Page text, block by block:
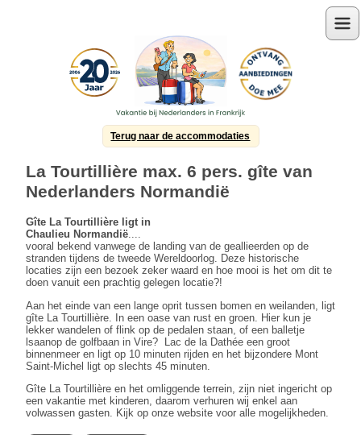
Menu
Terug naar de accommodaties
La Tourtillière max. 6 pers. gîte van
Nederlanders Normandië
Gîte La Tourtillière ligt in
Chaulieu Normandië....
vooral bekend vanwege de landing van de geallieerden op de
stranden tijdens de tweede Wereldoorlog. Deze historische
locaties zijn een bezoek zeker waard en hoe mooi is het om dit te
doen vanuit een prachtig gelegen locatie?!
Aan het einde van een lange oprit tussen bomen en weilanden, ligt
gîte La Tourtillière. In een oase van rust en groen. Hier kun je
lekker wandelen of flink op de pedalen staan, of een balletje
lsaanop de golfbaan in Vire? Lac de la Dathée een groot
binnenmeer en ligt op 10 minuten rijden en het bijzondere Mont
Saint-Michel ligt op slechts 45 minuten.
Gîte La Tourtillière en het omliggende terrein, zijn niet ingericht op
een vakantie met kinderen, daarom verhuren wij enkel aan
volwassen gasten. Kijk op onze website voor alle mogelijkheden.